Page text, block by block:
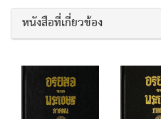
หนังสือที่เกี่ยวข้อง